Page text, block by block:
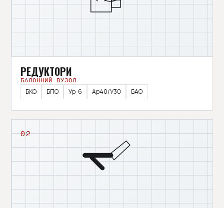
РЕДУКТОРИ
БАЛОННИЙ ВУЗОЛ
БКО
БПО Ур-6 Ар40/У30 БАО
02